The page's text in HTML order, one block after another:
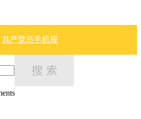
共产党员手机报